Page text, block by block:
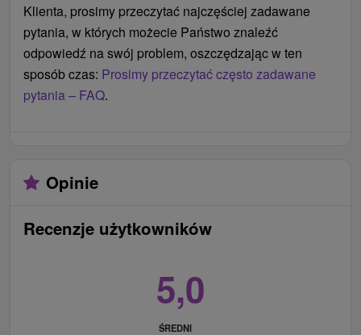
Klienta, prosimy przeczytać najczęściej zadawane
pytania, w których możecie Państwo znaleźć
odpowiedź na swój problem, oszczędzając w ten
sposób czas: Prosimy przeczytać często zadawane
pytania – FAQ.
Opinie
Recenzje użytkowników
5,0
ŚREDNI